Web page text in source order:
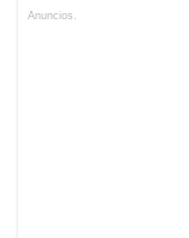
Anuncios.